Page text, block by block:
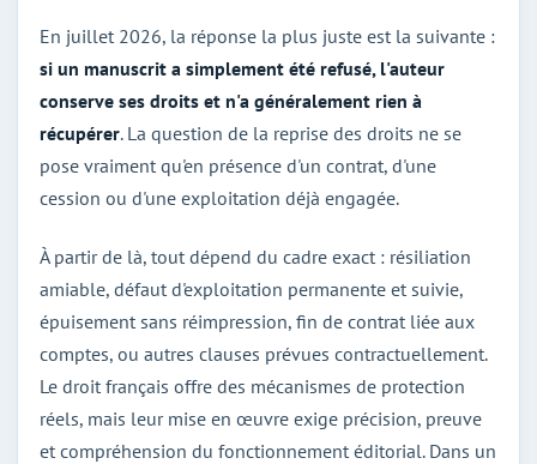
En juillet 2026, la réponse la plus juste est la suivante :
si un manuscrit a simplement été refusé, l'auteur
conserve ses droits et n'a généralement rien à
récupérer. La question de la reprise des droits ne se
pose vraiment qu'en présence d'un contrat, d'une
cession ou d'une exploitation déjà engagée.
À partir de là, tout dépend du cadre exact : résiliation
amiable, défaut d'exploitation permanente et suivie,
épuisement sans réimpression, fin de contrat liée aux
comptes, ou autres clauses prévues contractuellement.
Le droit français offre des mécanismes de protection
réels, mais leur mise en œuvre exige précision, preuve
et compréhension du fonctionnement éditorial. Dans un